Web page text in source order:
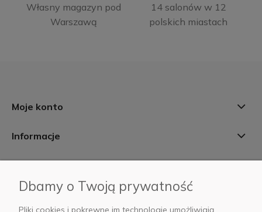
Własny magazyn pod
Warszawą
14 salonów w 12
polskich miastach
Moje konto
Informacje
AB Foto
Dbamy o Twoją prywatność
Pliki cookies i pokrewne im technologie umożliwiają